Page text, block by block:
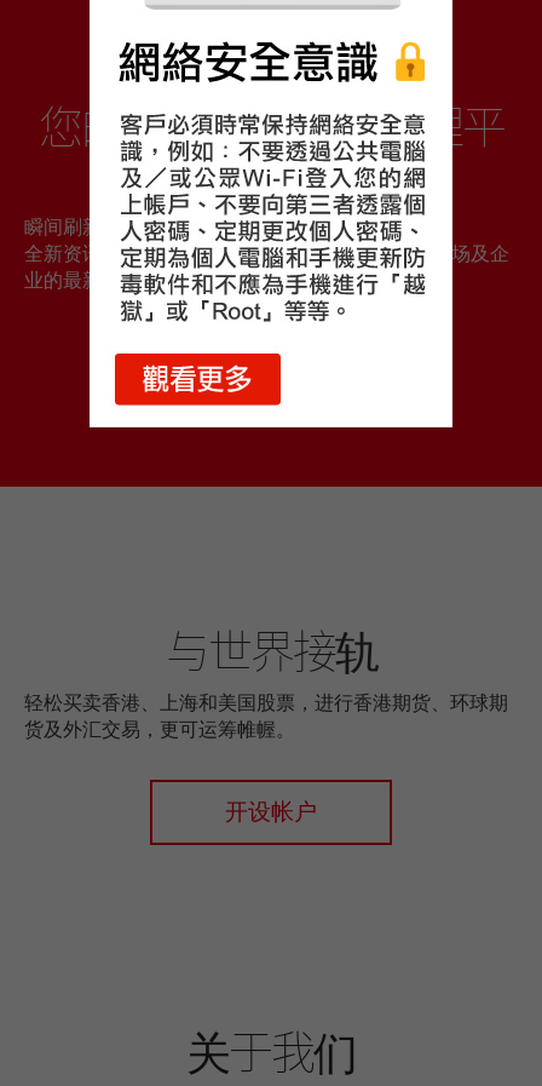
光证财富高
您的全新流动财富管理平
台
瞬间刷新数据，助您捕捉盘前盘后投资机遇
全新资讯功能，让您一APP在手，即时掌握不同市场及企
业的最新资讯
立即下载
与世界接轨
轻松买卖香港、上海和美国股票，进行香港期货、环球期
货及外汇交易，更可运筹帷幄。
开设帐户
关于我们